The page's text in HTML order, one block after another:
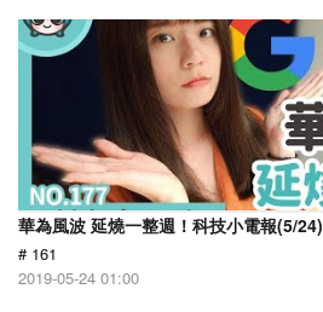
華為風波 延燒一整週！科技小電報(5/24)
# 161
2019-05-24 01:00